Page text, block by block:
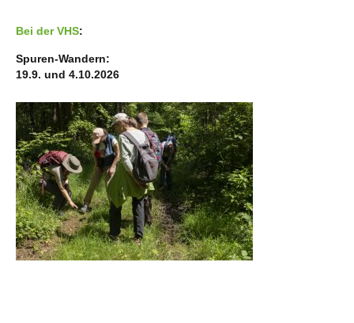
Bei der VHS:
Spuren-Wandern:
19.9. und 4.10.2026